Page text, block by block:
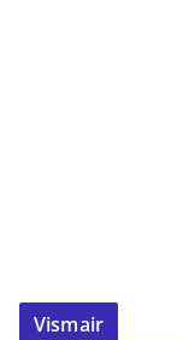
Vismair